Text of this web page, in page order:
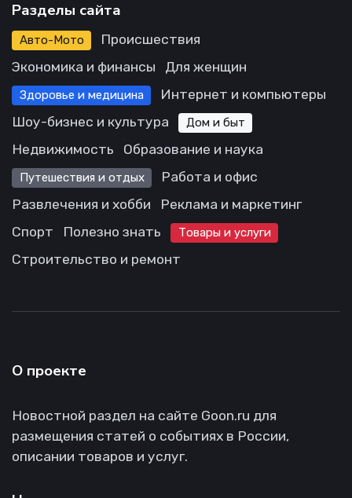
Разделы сайта
Авто-Мото
Происшествия
Экономика и финансы
Для женщин
Здоровье и медицина
Интернет и компьютеры
Шоу-бизнес и культура
Дом и быт
Недвижимость Образование и наука
Путешествия и отдых
Работа и офис
Развлечения и хобби
Реклама и маркетинг
Спорт
Полезно знать Товары и услуги
Строительство и ремонт
О проекте
Новостной раздел на сайте Goon.ru для
размещения статей о событиях в России,
описании товаров и услуг.